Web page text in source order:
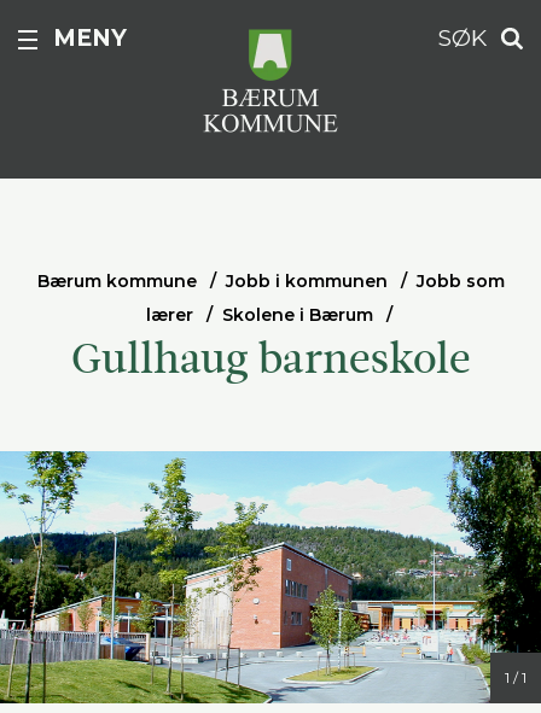
MENY SØK
Bærum kommune Jobb i kommunen
Jobb som
lærer
Skolene i Bærum
Gullhaug barneskole
1 / 1